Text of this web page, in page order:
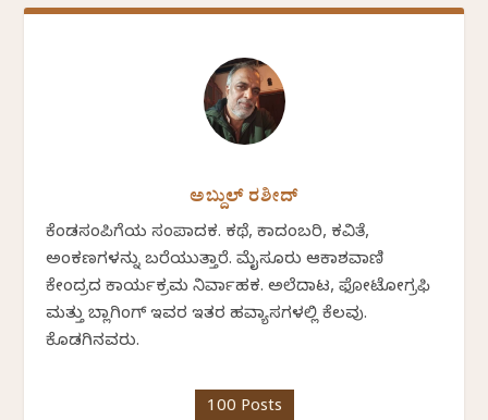
ಅಬ್ದುಲ್ ರಶೀದ್
ಕೆಂಡಸಂಪಿಗೆಯ ಸಂಪಾದಕ. ಕಥೆ, ಕಾದಂಬರಿ, ಕವಿತೆ,
ಅಂಕಣಗಳನ್ನು ಬರೆಯುತ್ತಾರೆ. ಮೈಸೂರು ಆಕಾಶವಾಣಿ
ಕೇಂದ್ರದ ಕಾರ್ಯಕ್ರಮ ನಿರ್ವಾಹಕ. ಅಲೆದಾಟ, ಫೋಟೋಗ್ರಫಿ
ಮತ್ತು ಬ್ಲಾಗಿಂಗ್ ಇವರ ಇತರ ಹವ್ಯಾಸಗಳಲ್ಲಿ ಕೆಲವು.
ಕೊಡಗಿನವರು.
100 Posts